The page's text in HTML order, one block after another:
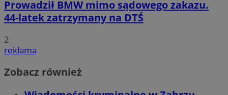
Prowadził BMW mimo sądowego zakazu.
44-latek zatrzymany na DTŚ
2
reklama
Zobacz również